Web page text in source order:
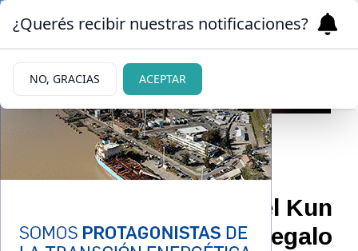
| 22/02/2026
Gianinna Maradona y el Kun
Agüero le hicieron un regalo
¿Querés recibir nuestras notificaciones?
NO, GRACIAS ACEPTAR